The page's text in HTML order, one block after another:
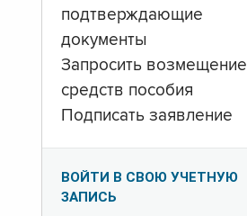
подтверждающие
документы
Запросить возмещение
средств пособия
Подписать заявление
ВОЙТИ В СВОЮ УЧЕТНУЮ
ЗАПИСЬ